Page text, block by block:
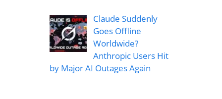
Claude Suddenly
Goes Offline
Worldwide?
Anthropic Users Hit
by Major AI Outages Again